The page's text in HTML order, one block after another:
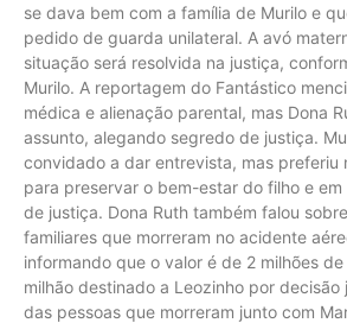
se dava bem com a família de Murilo e
pedido de guarda unilateral. A avó
situação será resolvida na justiça,
Murilo. A reportagem do Fantástico
médica e alienação parental, mas Dona
assunto, alegando segredo de justiça.
convidado a dar entrevista, mas preferiu
para preservar o bem-estar do filho e
de justiça. Dona Ruth também falou
familiares que morreram no acidente
informando que o valor é de 2 milhões de
milhão destinado a Leozinho por
das pessoas que morreram junto com